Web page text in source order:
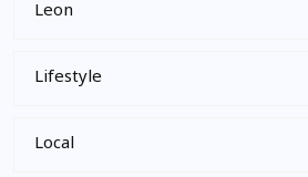
Leon
Lifestyle
Local